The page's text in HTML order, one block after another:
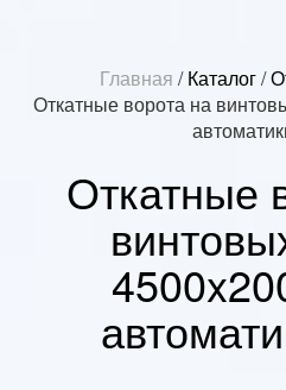
Главная /Каталог/
Откатные ворота на
Откатные